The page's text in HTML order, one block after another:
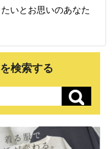
いとお思いのあなた
検索する